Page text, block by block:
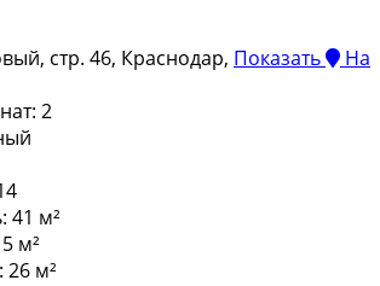
стр. 46, Краснодар, Показать
На
2
41 м²
5 м²
26 м²